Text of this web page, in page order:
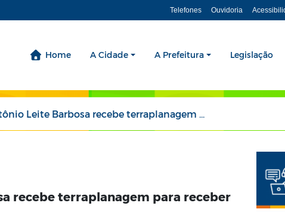
Telefones Ouvidoria
Home A Cidade A Prefeitura Legislação
recebe terraplanagem para receber saneamento e pavimentação
recebe terraplanagem para receber